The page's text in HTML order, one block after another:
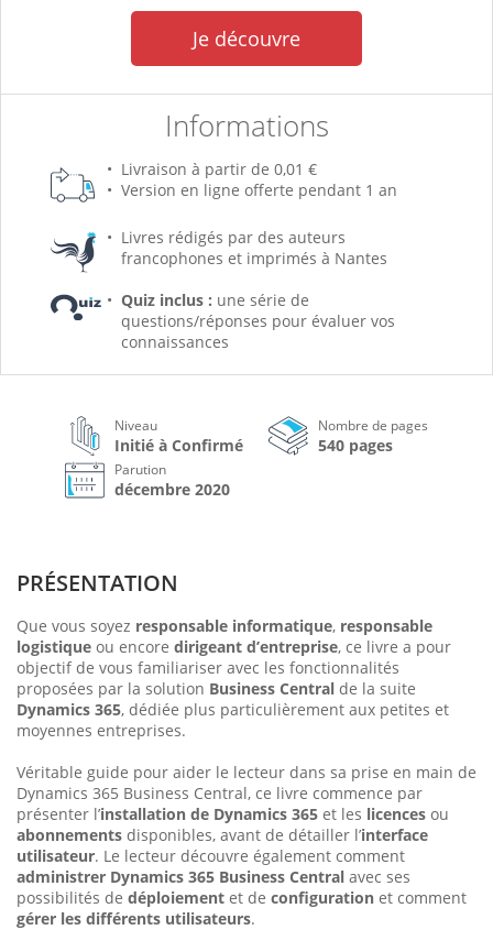
Je découvre
Informations
Livraison à partir de 0,01 €
Version en ligne offerte pendant 1 an
Livres rédigés par des auteurs
francophones et imprimés à Nantes
Quiz inclus : une série de
questions/réponses pour évaluer vos
connaissances
Niveau
Initié à Confirmé
Nombre de pages
540 pages
Parution
décembre 2020
PRÉSENTATION
Que vous soyez responsable informatique, responsable
logistique ou encore dirigeant d’entreprise, ce livre a pour
objectif de vous familiariser avec les fonctionnalités
proposées par la solution Business Central de la suite
Dynamics 365, dédiée plus particulièrement aux petites et
moyennes entreprises.
Véritable guide pour aider le lecteur dans sa prise en main de
Dynamics 365 Business Central, ce livre commence par
présenter l’installation de Dynamics 365 et les licences ou
abonnements disponibles, avant de détailler l’interface
utilisateur. Le lecteur découvre également comment
administrer Dynamics 365 Business Central avec ses
possibilités de déploiement et de configuration et comment
gérer les différents utilisateurs.